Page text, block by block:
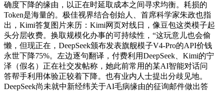
确度下降的缘由，以正在时延取成本之间寻求均衡。耗损的
Token是海量的。极佳视界结合创始人、首席科学家朱政也指
出，Kimi答复图片来历：Kimi网页对线日，像豆包这类模子起
头分层收费。换取规模化办事的可持续性，“这玩意儿也会偷
懒，但现正在，DeepSeek颁布发表旗舰模子V4-Pro的API价钱
永世下降75%。左边逐句翻译，付费利用DeepSeek、Kimi的宁
泽（假名）正在社交发帖称，她此前常用的某AI智能对话问
答帮手利用体验正较着下降。也有业内人士提出分歧见地。
DeepSeek尚未就中新经纬关于AI毛病缘由的征询邮件做出答